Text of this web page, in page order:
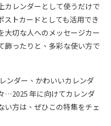
カレンダーとして使うだけで
ストカードとしても活用でき
大切な人へのメッセージカー
飾ったりと、多彩な使い方で
ンダー、かわいいカレンダ
…2025 年に向けてカレンダ
い方は、ぜひこの特集をチェ